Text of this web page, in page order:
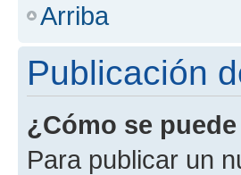
Arriba
Publicación
¿Cómo se
Para publicar un